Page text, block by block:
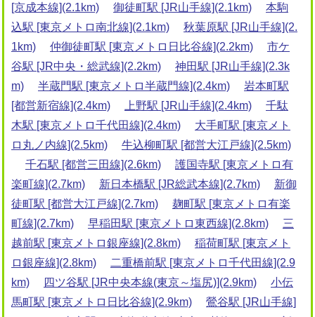
[京成本線](2.1km)
御徒町駅 [JR山手線](2.1km)
本駒
込駅 [東京メトロ南北線](2.1km)
秋葉原駅 [JR山手線](2.
1km)
仲御徒町駅 [東京メトロ日比谷線](2.2km)
市ケ
谷駅 [JR中央・総武線](2.2km)
神田駅 [JR山手線](2.3k
m)
半蔵門駅 [東京メトロ半蔵門線](2.4km)
岩本町駅
[都営新宿線](2.4km)
上野駅 [JR山手線](2.4km)
千駄
木駅 [東京メトロ千代田線](2.4km)
大手町駅 [東京メト
ロ丸ノ内線](2.5km)
牛込柳町駅 [都営大江戸線](2.5km)
千石駅 [都営三田線](2.6km)
護国寺駅 [東京メトロ有
楽町線](2.7km)
新日本橋駅 [JR総武本線](2.7km)
新御
徒町駅 [都営大江戸線](2.7km)
麹町駅 [東京メトロ有楽
町線](2.7km)
早稲田駅 [東京メトロ東西線](2.8km)
三
越前駅 [東京メトロ銀座線](2.8km)
稲荷町駅 [東京メト
ロ銀座線](2.8km)
二重橋前駅 [東京メトロ千代田線](2.9
km)
四ツ谷駅 [JR中央本線(東京～塩尻)](2.9km)
小伝
馬町駅 [東京メトロ日比谷線](2.9km)
鶯谷駅 [JR山手線]